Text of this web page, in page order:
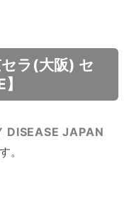
ラ(大阪) セ
DISEASE JAPAN
。